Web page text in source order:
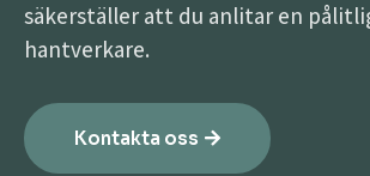
säkerställer att du anlitar en
hantverkare.
Kontakta oss